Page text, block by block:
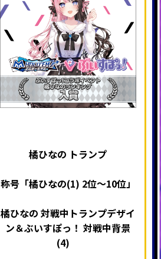
橘ひなの トランプ
称号「橘ひなの(1) 2位～10位」
橘ひなの 対戦中トランプデザイ
ン＆ぶいすぽっ！ 対戦中背景
(4)